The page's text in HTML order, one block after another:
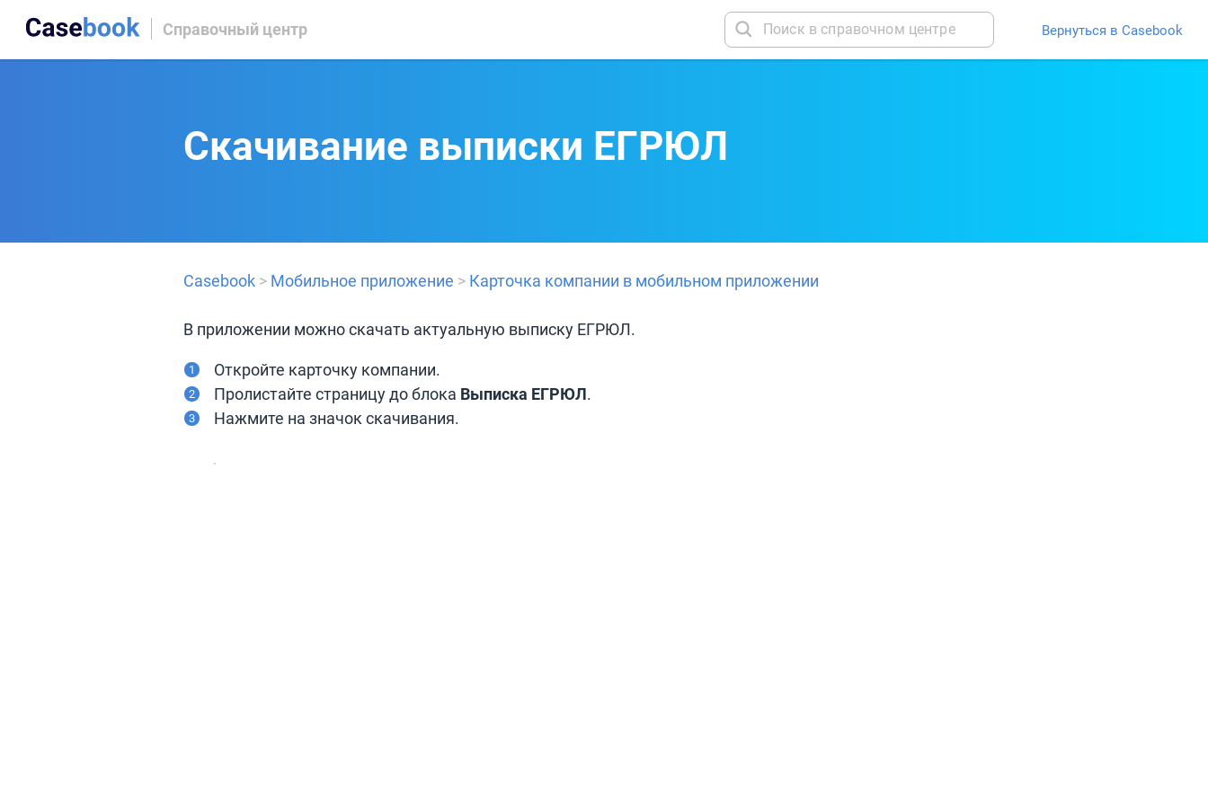
Справочный центр Вернуться в Casebook
Скачивание выписки ЕГРЮЛ
Casebook > Мобильное приложение > Карточка компании в мобильном приложении
В приложении можно скачать актуальную выписку ЕГРЮЛ.
Откройте карточку компании.
Пролистайте страницу до блока Выписка ЕГРЮЛ.
Нажмите на значок скачивания.